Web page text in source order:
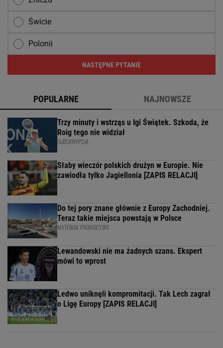
Świcie
Polonii
NASTĘPNE PYTANIE
POPULARNE NAJNOWSZE
Trzy minuty i wstrząs u Igi Świątek. Szkoda, że
Roig tego nie widział
SUBSKRYPCJA
Słaby wieczór polskich drużyn w Europie. Nie
zawiodła tylko Jagiellonia [ZAPIS RELACJI]
Do tej pory znane głównie z Europy Zachodniej.
Teraz takie miejsca powstają w Polsce
MATERIAŁ PROMOCYJNY
Lewandowski nie ma żadnych szans. Ekspert
mówi to wprost
Ledwo uniknęli kompromitacji. Tak Lech zagrał
o Ligę Europy [ZAPIS RELACJI]